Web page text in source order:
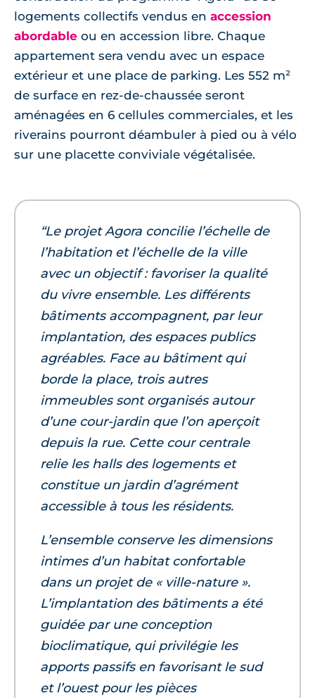
logements collectifs vendus en accession
abordable ou en accession libre. Chaque
appartement sera vendu avec un espace
extérieur et une place de parking. Les 552 m²
de surface en rez-de-chaussée seront
aménagées en 6 cellules commerciales, et les
riverains pourront déambuler à pied ou à vélo
sur une placette conviviale végétalisée.
“Le projet Agora concilie l’échelle de
l’habitation et l’échelle de la ville
avec un objectif : favoriser la qualité
du vivre ensemble. Les différents
bâtiments accompagnent, par leur
implantation, des espaces publics
agréables. Face au bâtiment qui
borde la place, trois autres
immeubles sont organisés autour
d’une cour-jardin que l’on aperçoit
depuis la rue. Cette cour centrale
relie les halls des logements et
constitue un jardin d’agrément
accessible à tous les résidents.
L’ensemble conserve les dimensions
intimes d’un habitat confortable
dans un projet de « ville-nature ».
L’implantation des bâtiments a été
guidée par une conception
bioclimatique, qui privilégie les
apports passifs en favorisant le sud
et l’ouest pour les pièces